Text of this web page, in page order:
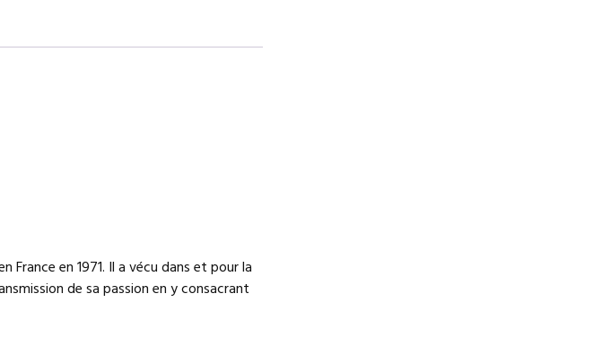
France en 1971. Il a vécu dans et pour la
de sa passion en y consacrant